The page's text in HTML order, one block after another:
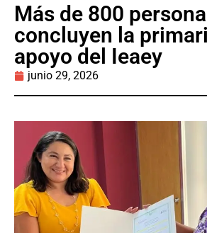
Más de 800
concluyen la
apoyo del Ieaey
junio 29, 2026